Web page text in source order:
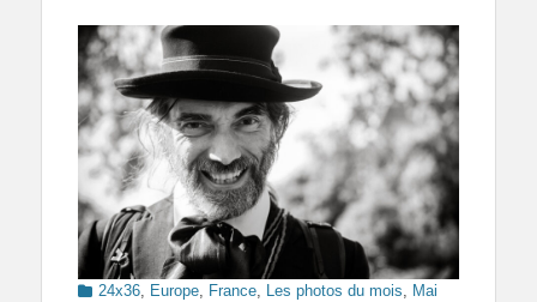
Categories
24x36, Europe, France, Les photos du mois, Mai